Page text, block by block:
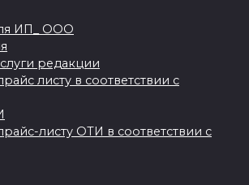
ИП_ ООО
редакции
листу в соответствии с
листу ОТИ в соответствии с